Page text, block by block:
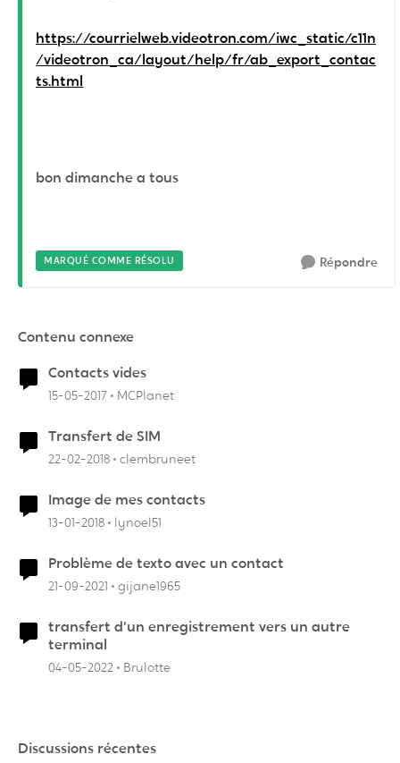
https://courrielweb.videotron.com/iwc_static/c11n
/videotron_ca/layout/help/fr/ab_export_contac
ts.html
bon dimanche a tous
MARQUÉ COMME RÉSOLU Répondre
Contenu connexe
Contacts vides
15-05-2017 MCPlanet
Transfert de SIM
22-02-2018 clembruneet
Image de mes contacts
13-01-2018 lynoel51
Problème de texto avec un contact
21-09-2021 gijane1965
transfert d'un enregistrement vers un autre
terminal
04-05-2022 Brulotte
Discussions récentes